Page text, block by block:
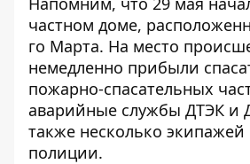
частном доме,
го Марта. На место
немедленно прибыли
пожарно-спасательных
аварийные службы ДТЭК и
также несколько экипажей
полиции.